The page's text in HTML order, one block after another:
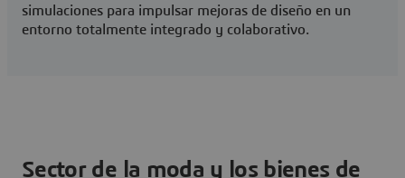
simulaciones para impulsar mejoras de diseño en un
entorno totalmente integrado y colaborativo.
Sector de la moda y los bienes de